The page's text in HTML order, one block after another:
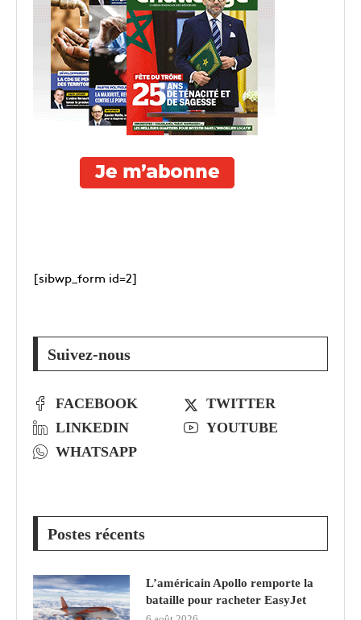
[sibwp_form id=2]
Suivez-nous
FACEBOOK
TWITTER
LINKEDIN
YOUTUBE
WHATSAPP
Postes récents
L’américain Apollo remporte la
bataille pour racheter EasyJet